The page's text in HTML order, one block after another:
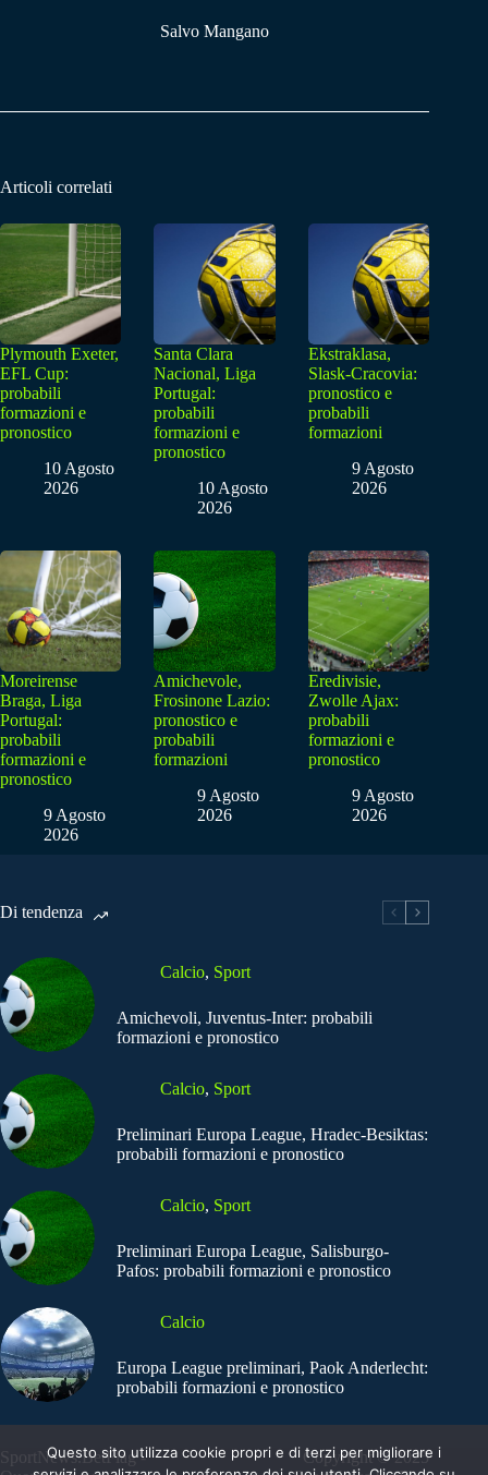
Salvo Mangano
Articoli correlati
Plymouth Exeter,
EFL Cup:
probabili
formazioni e
pronostico
10 Agosto
2026
Santa Clara
Nacional, Liga
Portugal:
probabili
formazioni e
pronostico
10 Agosto
2026
Ekstraklasa,
Slask-Cracovia:
pronostico e
probabili
formazioni
9 Agosto
2026
Moreirense
Braga, Liga
Portugal:
probabili
formazioni e
pronostico
9 Agosto
2026
Amichevole,
Frosinone Lazio:
pronostico e
probabili
formazioni
9 Agosto
2026
Eredivisie,
Zwolle Ajax:
probabili
formazioni e
pronostico
9 Agosto
2026
Di tendenza
Calcio, Sport
Amichevoli, Juventus-Inter: probabili
formazioni e pronostico
Calcio, Sport
Preliminari Europa League, Hradec-Besiktas:
probabili formazioni e pronostico
Calcio, Sport
Preliminari Europa League, Salisburgo-
Pafos: probabili formazioni e pronostico
Calcio
Europa League preliminari, Paok Anderlecht:
probabili formazioni e pronostico
SportNews.BetFlag -
Copyright © 2025
Questo sito utilizza cookie propri e di terzi per migliorare i